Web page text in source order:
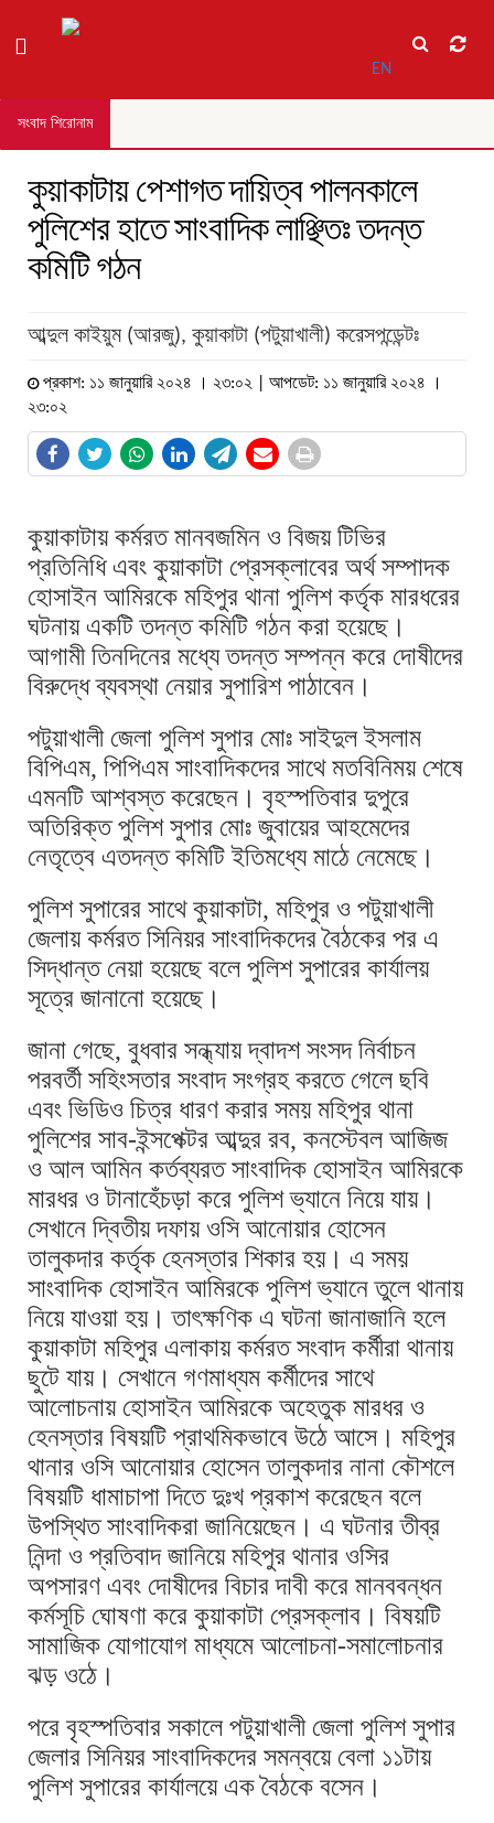
EN
সংবাদ শিরোনাম
কুয়াকাটায় পেশাগত দায়িত্ব পালনকালে
পুলিশের হাতে সাংবাদিক লাঞ্ছিতঃ তদন্ত
কমিটি গঠন
আব্দুল কাইয়ুম (আরজু), কুয়াকাটা (পটুয়াখালী) করেসপন্ডেন্টঃ
প্রকাশ: ১১ জানুয়ারি ২০২৪ । ২৩:০২ | আপডেট: ১১ জানুয়ারি ২০২৪ ।
২৩:০২
কুয়াকাটায় কর্মরত মানবজমিন ও বিজয় টিভির
প্রতিনিধি এবং কুয়াকাটা প্রেসক্লাবের অর্থ সম্পাদক
হোসাইন আমিরকে মহিপুর থানা পুলিশ কর্তৃক মারধরের
ঘটনায় একটি তদন্ত কমিটি গঠন করা হয়েছে।
আগামী তিনদিনের মধ্যে তদন্ত সম্পন্ন করে দোষীদের
বিরুদ্ধে ব্যবস্থা নেয়ার সুপারিশ পাঠাবেন।
পটুয়াখালী জেলা পুলিশ সুপার মোঃ সাইদুল ইসলাম
বিপিএম, পিপিএম সাংবাদিকদের সাথে মতবিনিময় শেষে
এমনটি আশ্বস্ত করেছেন। বৃহস্পতিবার দুপুরে
অতিরিক্ত পুলিশ সুপার মোঃ জুবায়ের আহমেদের
নেতৃত্বে এতদন্ত কমিটি ইতিমধ্যে মাঠে নেমেছে।
পুলিশ সুপারের সাথে কুয়াকাটা, মহিপুর ও পটুয়াখালী
জেলায় কর্মরত সিনিয়র সাংবাদিকদের বৈঠকের পর এ
সিদ্ধান্ত নেয়া হয়েছে বলে পুলিশ সুপারের কার্যালয়
সূত্রে জানানো হয়েছে।
জানা গেছে, বুধবার সন্ধ্যায় দ্বাদশ সংসদ নির্বাচন
পরবর্তী সহিংসতার সংবাদ সংগ্রহ করতে গেলে ছবি
এবং ভিডিও চিত্র ধারণ করার সময় মহিপুর থানা
পুলিশের সাব-ইন্সপেক্টর আব্দুর রব, কনস্টেবল আজিজ
ও আল আমিন কর্তব্যরত সাংবাদিক হোসাইন আমিরকে
মারধর ও টানাহেঁচড়া করে পুলিশ ভ্যানে নিয়ে যায়।
সেখানে দ্বিতীয় দফায় ওসি আনোয়ার হোসেন
তালুকদার কর্তৃক হেনস্তার শিকার হয়। এ সময়
সাংবাদিক হোসাইন আমিরকে পুলিশ ভ্যানে তুলে থানায়
নিয়ে যাওয়া হয়। তাৎক্ষণিক এ ঘটনা জানাজানি হলে
কুয়াকাটা মহিপুর এলাকায় কর্মরত সংবাদ কর্মীরা থানায়
ছুটে যায়। সেখানে গণমাধ্যম কর্মীদের সাথে
আলোচনায় হোসাইন আমিরকে অহেতুক মারধর ও
হেনস্তার বিষয়টি প্রাথমিকভাবে উঠে আসে। মহিপুর
থানার ওসি আনোয়ার হোসেন তালুকদার নানা কৌশলে
বিষয়টি ধামাচাপা দিতে দুঃখ প্রকাশ করেছেন বলে
উপস্থিত সাংবাদিকরা জানিয়েছেন। এ ঘটনার তীব্র
নিন্দা ও প্রতিবাদ জানিয়ে মহিপুর থানার ওসির
অপসারণ এবং দোষীদের বিচার দাবী করে মানববন্ধন
কর্মসূচি ঘোষণা করে কুয়াকাটা প্রেসক্লাব। বিষয়টি
সামাজিক যোগাযোগ মাধ্যমে আলোচনা-সমালোচনার
ঝড় ওঠে।
পরে বৃহস্পতিবার সকালে পটুয়াখালী জেলা পুলিশ সুপার
জেলার সিনিয়র সাংবাদিকদের সমন্বয়ে বেলা ১১টায়
পুলিশ সুপারের কার্যালয়ে এক বৈঠকে বসেন।